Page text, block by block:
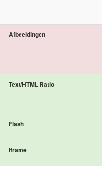
Afbeeldingen
Text/HTML Ratio
Flash
Iframe